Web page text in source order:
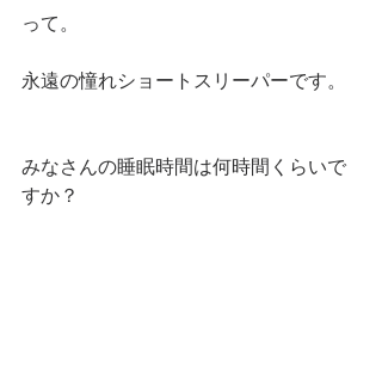
って。
永遠の憧れショートスリーパーです。
みなさんの睡眠時間は何時間くらいで
すか？